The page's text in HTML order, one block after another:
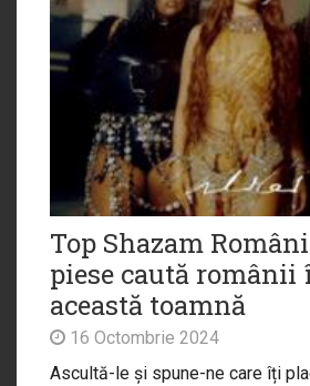
Top Shazam
piese caută românii
această toamnă
16 Octombrie 2024
Ascultă-le și spune-ne care îți